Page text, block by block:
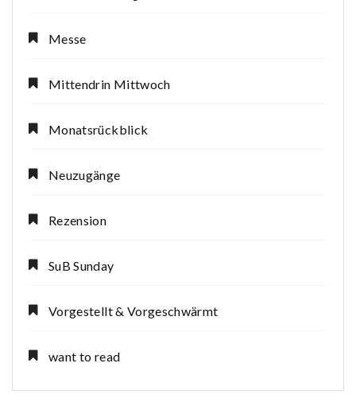
Messe
Mittendrin Mittwoch
Monatsrückblick
Neuzugänge
Rezension
SuB Sunday
Vorgestellt & Vorgeschwärmt
want to read